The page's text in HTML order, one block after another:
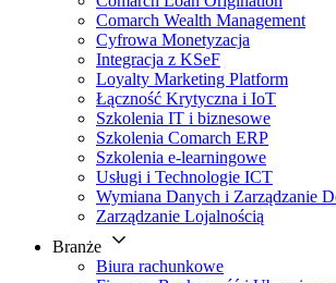
Comarch Wealth Management
Cyfrowa Monetyzacja
Integracja z KSeF
Loyalty Marketing Platform
Łączność Krytyczna i IoT
Szkolenia IT i biznesowe
Szkolenia Comarch ERP
Szkolenia e-learningowe
Usługi i Technologie ICT
Wymiana Danych i Zarządzanie
Zarządzanie Lojalnością
Branże
Biura rachunkowe